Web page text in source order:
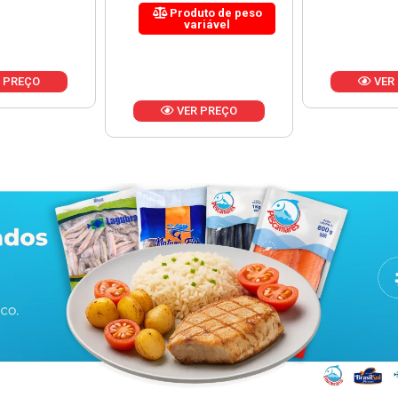
VER